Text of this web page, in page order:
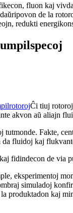
fluon kaj
de la
redukti
Ĉi tiuj
akvon aŭ aliajn
Fakte,
da fluidoj kaj
fidindecon de via
eksperimentoj
simuladoj
produktadon kaj